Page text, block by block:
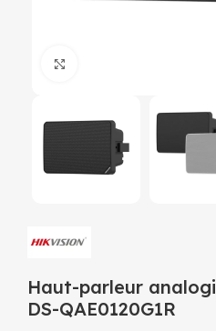
Haut-parleur
DS-QAE0120G1R